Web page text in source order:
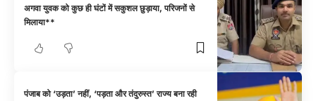
अगवा युवक को कुछ ही घंटों में सकुशल छुड़ाया, परिजनों से
मिलाया**
पंजाब को ‘उड़ता’ नहीं, ‘पड़ता और तंदुरुस्त’ राज्य बना रही